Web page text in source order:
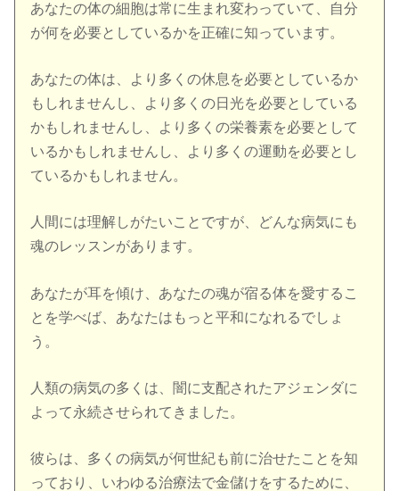
あなたの体の細胞は常に生まれ変わっていて、自分
が何を必要としているかを正確に知っています。
あなたの体は、より多くの休息を必要としているか
もしれませんし、より多くの日光を必要としている
かもしれませんし、より多くの栄養素を必要として
いるかもしれませんし、より多くの運動を必要とし
ているかもしれません。
人間には理解しがたいことですが、どんな病気にも
魂のレッスンがあります。
あなたが耳を傾け、あなたの魂が宿る体を愛するこ
とを学べば、あなたはもっと平和になれるでしょ
う。
人類の病気の多くは、闇に支配されたアジェンダに
よって永続させられてきました。
彼らは、多くの病気が何世紀も前に治せたことを知
っており、いわゆる治療法で金儲けをするために、